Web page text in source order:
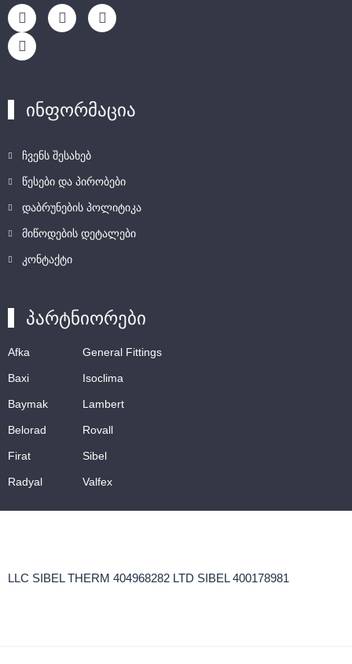
ინფორმაცია
ჩვენს შესახებ
წესები და პირობები
დაბრუნების პოლიტიკა
მიწოდების დეტალები
კონტაქტი
პარტნიორები
Afka
Baxi
Baymak
Belorad
Firat
Radyal
General Fittings
Isoclima
Lambert
Rovall
Sibel
Valfex
LLC SIBEL THERM 404968282 LTD SIBEL 400178981